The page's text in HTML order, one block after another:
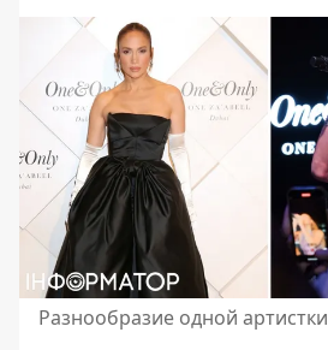
Разнообразие одной артистки